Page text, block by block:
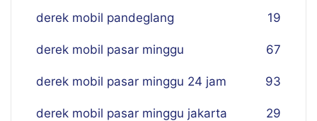
derek mobil pandeglang 19
derek mobil pasar minggu 67
derek mobil pasar minggu 24 jam 93
derek mobil pasar minggu jakarta 29